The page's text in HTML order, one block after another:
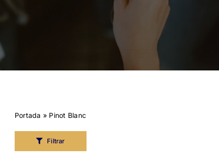
Portada » Pinot Blanc
Filtrar